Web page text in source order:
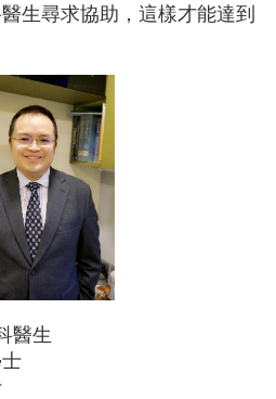
生尋求協助，這樣才能達到
醫生